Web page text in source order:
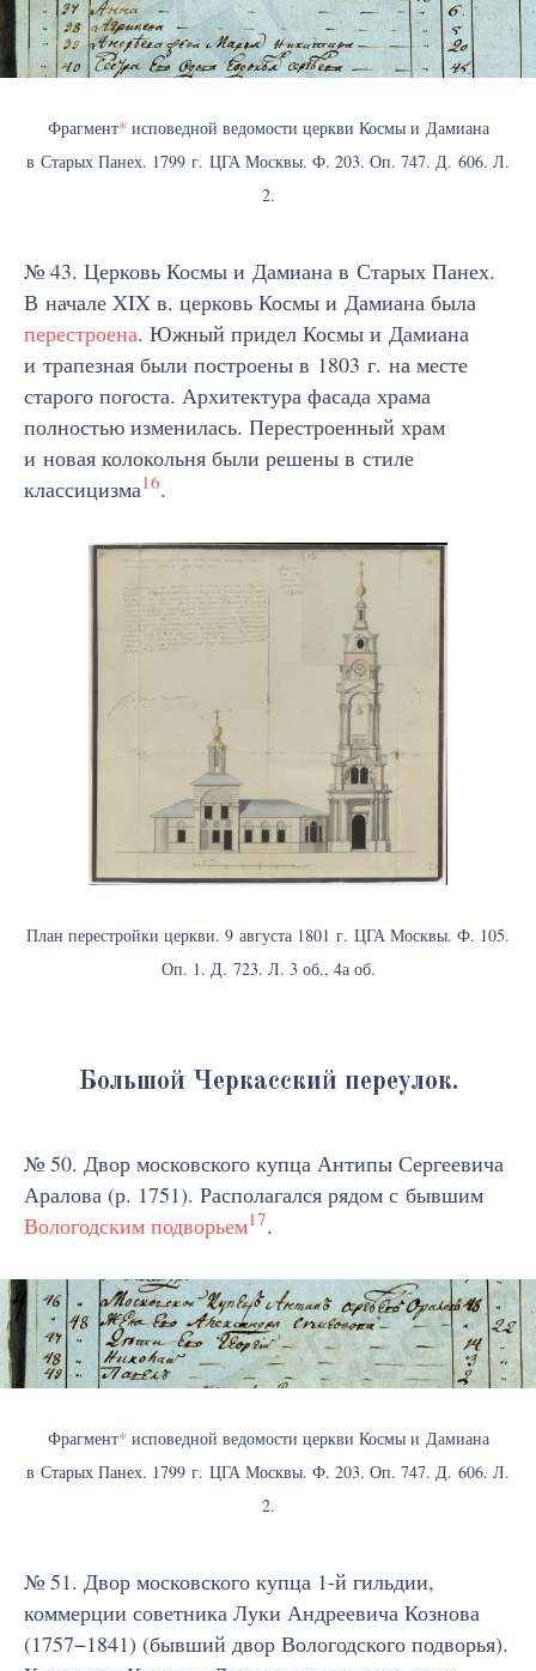
Фрагмент* исповедной ведомости церкви Космы и Дамиана
в Старых Панех. 1799 г. ЦГА Москвы. Ф. 203. Оп. 747. Д. 606. Л.
2.
№ 43. Церковь Космы и Дамиана в Старых Панех.
В начале XIX в. церковь Космы и Дамиана была
перестроена. Южный придел Космы и Дамиана
и трапезная были построены в 1803 г. на месте
старого погоста. Архитектура фасада храма
полностью изменилась. Перестроенный храм
и новая колокольня были решены в стиле
классицизма16.
План перестройки церкви. 9 августа 1801 г. ЦГА Москвы. Ф. 105.
Оп. 1. Д. 723. Л. 3 об., 4а об.
Большой Черкасский переулок.
№ 50. Двор московского купца Антипы Сергеевича
Аралова (р. 1751). Располагался рядом с бывшим
Вологодским подворьем17.
Фрагмент* исповедной ведомости церкви Космы и Дамиана
в Старых Панех. 1799 г. ЦГА Москвы. Ф. 203. Оп. 747. Д. 606. Л.
2.
№ 51. Двор московского купца 1-й гильдии,
коммерции советника Луки Андреевича Кознова
(1757−1841) (бывший двор Вологодского подворья).